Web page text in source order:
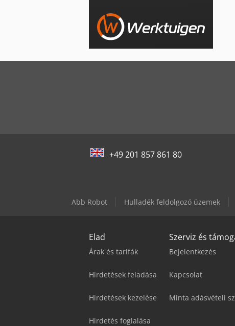
+49 201 857 861 80
Abb Robot Hulladék feldolgozó üzemek
Elad
Árak és tarifák
Hirdetések feladása
Hirdetések kezelése
Hirdetés foglalása
Szerviz és
Bejelentkezés
Kapcsolat
Minta adásvételi